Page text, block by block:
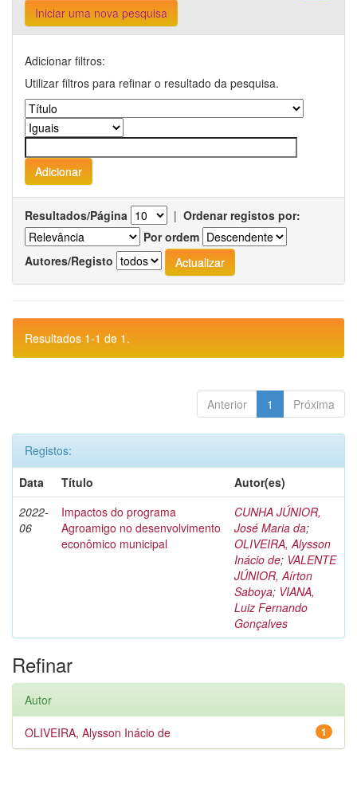
Iniciar uma nova pesquisa
Adicionar filtros:
Utilizar filtros para refinar o resultado da pesquisa.
Resultados/Página | Ordenar registos por:
Por ordem
Autores/Registo
Resultados 1-1 de 1.
Anterior 1 Próxima
Registos:
Data
Título
Autor(es)
2022-
06
Impactos do programa
Agroamigo no desenvolvimento
econômico municipal
CUNHA JÚNIOR,
José Maria da;
OLIVEIRA, Alysson
Inácio de; VALENTE
JÚNIOR, Aírton
Saboya; VIANA,
Luiz Fernando
Gonçalves
Refinar
Autor
1
OLIVEIRA, Alysson Inácio de